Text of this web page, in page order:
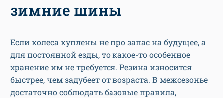
зимние шины
Если колеса куплены не про запас на будущее, а
для постоянной езды, то какое-то особенное
хранение им не требуется. Резина износится
быстрее, чем задубеет от возраста. В межсезонье
достаточно соблюдать базовые правила,